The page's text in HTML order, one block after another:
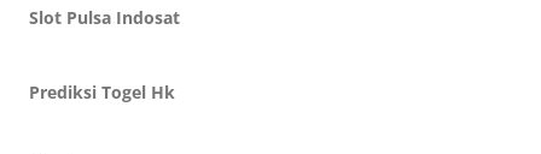
Slot Pulsa Indosat
Prediksi Togel Hk